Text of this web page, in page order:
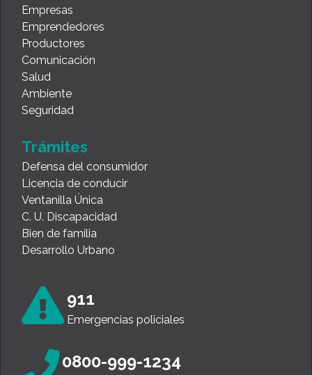
Empresas
Emprendedores
Productores
Comunicación
Salud
Ambiente
Seguridad
Trámites
Defensa del consumidor
Licencia de conducir
Ventanilla Única
C. U. Discapacidad
Bien de familia
Desarrollo Urbano
911
Emergencias policiales
0800-999-1234